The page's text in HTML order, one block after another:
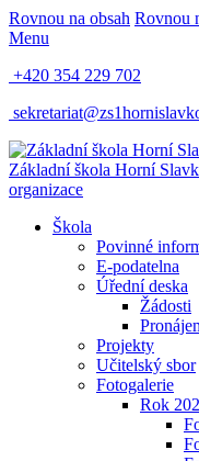
Rovnou na obsah Rovnou
Menu
+420 354 229 702
Základní škola Horní
organizace
Škola
Povinné
E-podatelna
Úřední deska
Žádosti
Projekty
Učitelský sbor
Fotogalerie
Rok